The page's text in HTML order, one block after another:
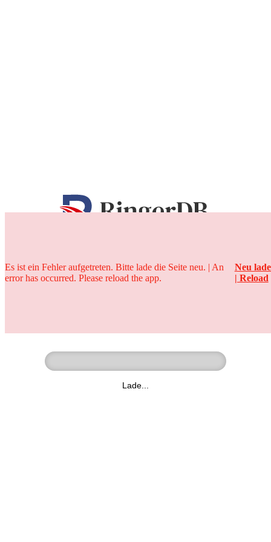
25 Jahre
Lade...
Es ist ein Fehler aufgetreten. Bitte lade die Seite neu. | An
error has occurred. Please reload the app.
Neu
| Reload